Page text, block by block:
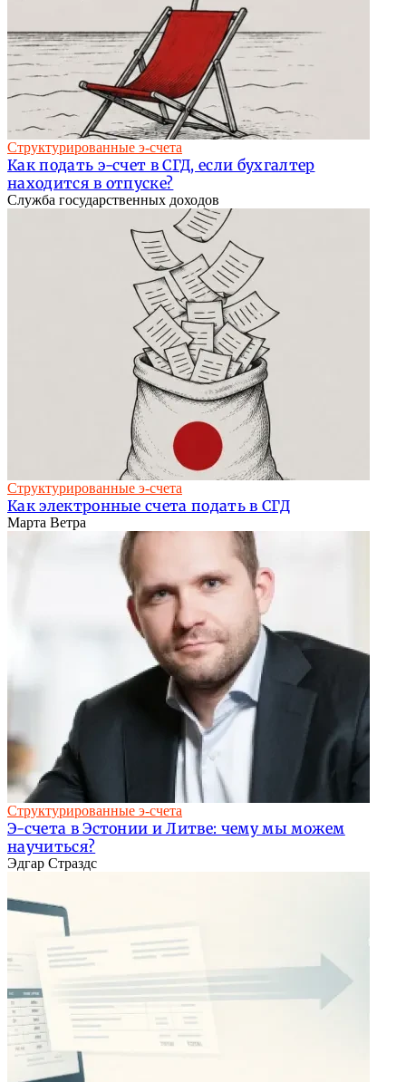
Структурированные э-счета
Как подать э-счет в СГД, если бухгалтер
находится в отпуске?
Служба государственных доходов
Структурированные э-счета
Как электронные счета подать в СГД
Марта Ветра
Структурированные э-счета
Э-счета в Эстонии и Литве: чему мы можем
научиться?
Эдгар Страздс